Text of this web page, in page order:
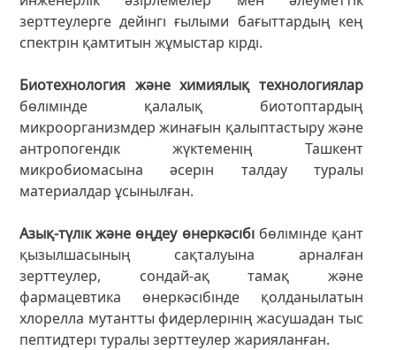
зерттеулерге дейінгі ғылыми бағыттардың кең
спектрін қамтитын жұмыстар кірді.
Биотехнология және химиялық технологиялар
бөлімінде қалалық биотоптардың
микроорганизмдер жинағын қалыптастыру және
антропогендік жүктеменің Ташкент
микробиомасына әсерін талдау туралы
материалдар ұсынылған.
Азық-түлік және өңдеу өнеркәсібібөлімінде қант
қызылшасының сақталуына арналған
зерттеулер, сондай-ақ тамақ және
фармацевтика өнеркәсібінде қолданылатын
хлорелла мутантты фидерлерінің жасушадан тыс
пептидтері туралы зерттеулер жарияланған.